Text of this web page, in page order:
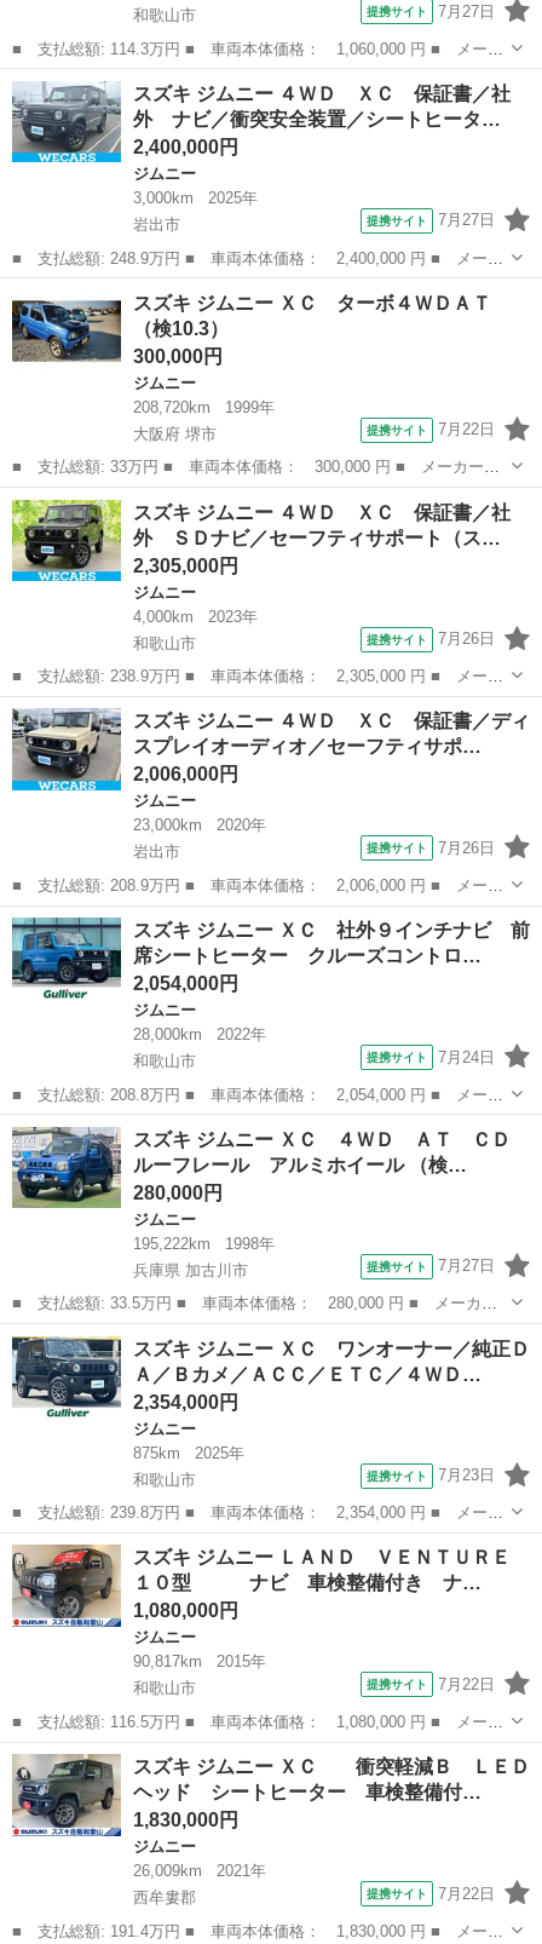
和歌山市
提携サイト 7月27日
■ 支払総額: 114.3万円 ■ 車両本体価格： 1,060,000 円 ■ メーカ
ー名： スズキ ■ 車種名： ジムニー ■ グレード名： ランドベ
ンチャー 車検整備受渡し アウトレット車 キーレスエントリー
オーディ...
和歌山 和歌山市 ジムニー
スズキ ジムニー ４ＷＤ ＸＣ 保証書／社
外 ナビ／衝突安全装置／シートヒータ…
2,400,000円
ジムニー
3,000km
2025年
岩出市
提携サイト 7月27日
■ 支払総額: 248.9万円 ■ 車両本体価格： 2,400,000 円 ■ メーカ
ー名： スズキ ■ 車種名： ジムニー ■ グレード名： ４ＷＤ
ＸＣ 保証書／社外 ナビ／衝突安全装置／シートヒーター／車線逸
脱防止支...
ジムニー
スズキ ジムニー ＸＣ ターボ４ＷＤＡＴ
（検10.3）
300,000円
ジムニー
208,720km
1999年
大阪府 堺市
提携サイト 7月22日
■ 支払総額: 33万円 ■ 車両本体価格： 300,000 円 ■ メーカー
名： スズキ ■ 車種名： ジムニー ■ グレード名： ＸＣ ター
ボ４ＷＤＡＴ ■ 排気量： 660cc ■ ドア枚数： 3D ■ ミッショ
ン：...
大阪 堺市 ジムニー
スズキ ジムニー ４ＷＤ ＸＣ 保証書／社
外 ＳＤナビ／セーフティサポート（ス…
2,305,000円
ジムニー
4,000km
2023年
和歌山市
提携サイト 7月26日
■ 支払総額: 238.9万円 ■ 車両本体価格： 2,305,000 円 ■ メーカ
ー名： スズキ ■ 車種名： ジムニー ■ グレード名： ４ＷＤ
ＸＣ 保証書／社外 ＳＤナビ／セーフティサポート（スズキ）／シ
ートヒー...
和歌山 和歌山市 ジムニー
スズキ ジムニー ４ＷＤ ＸＣ 保証書／ディ
スプレイオーディオ／セーフティサポ…
2,006,000円
ジムニー
23,000km
2020年
岩出市
提携サイト 7月26日
■ 支払総額: 208.9万円 ■ 車両本体価格： 2,006,000 円 ■ メーカ
ー名： スズキ ■ 車種名： ジムニー ■ グレード名： ４ＷＤ
ＸＣ 保証書／ディスプレイオーディオ／セーフティサポート（スズ
キ）／シ...
和歌山 岩出市 ジムニー
スズキ ジムニー ＸＣ 社外９インチナビ 前
席シートヒーター クルーズコントロ…
2,054,000円
ジムニー
28,000km
2022年
和歌山市
提携サイト 7月24日
■ 支払総額: 208.8万円 ■ 車両本体価格： 2,054,000 円 ■ メーカ
ー名： スズキ ■ 車種名： ジムニー ■ グレード名： ＸＣ 社
外９インチナビ 前席シートヒーター クルーズコントロール 前後
ドライブ...
和歌山 和歌山市 ジムニー
スズキ ジムニー ＸＣ ４ＷＤ ＡＴ ＣＤ
ルーフレール アルミホイール （検…
280,000円
ジムニー
195,222km
1998年
兵庫県 加古川市
提携サイト 7月27日
■ 支払総額: 33.5万円 ■ 車両本体価格： 280,000 円 ■ メーカー
名： スズキ ■ 車種名： ジムニー ■ グレード名： ＸＣ ４Ｗ
Ｄ ＡＴ ＣＤ ルーフレール アルミホイール ■ 排気量： 660cc
■...
兵庫 加古川市 ジムニー
スズキ ジムニー ＸＣ ワンオーナー／純正Ｄ
Ａ／Ｂカメ／ＡＣＣ／ＥＴＣ／４ＷＤ…
2,354,000円
ジムニー
875km
2025年
和歌山市
提携サイト 7月23日
■ 支払総額: 239.8万円 ■ 車両本体価格： 2,354,000 円 ■ メーカ
ー名： スズキ ■ 車種名： ジムニー ■ グレード名： ＸＣ ワ
ンオーナー／純正ＤＡ／Ｂカメ／ＡＣＣ／ＥＴＣ／４ＷＤ ■ 排気
量： 6...
和歌山 和歌山市 ジムニー
スズキ ジムニー ＬＡＮＤ ＶＥＮＴＵＲＥ
１０型 ナビ 車検整備付き ナ…
1,080,000円
ジムニー
90,817km
2015年
和歌山市
提携サイト 7月22日
■ 支払総額: 116.5万円 ■ 車両本体価格： 1,080,000 円 ■ メーカ
ー名： スズキ ■ 車種名： ジムニー ■ グレード名： ＬＡＮ
Ｄ ＶＥＮＴＵＲＥ １０型 ナビ 車検整備付き ナビゲーシ
ョン キー...
和歌山 和歌山市 ジムニー
スズキ ジムニー ＸＣ 衝突軽減Ｂ ＬＥＤ
ヘッド シートヒーター 車検整備付…
1,830,000円
ジムニー
26,009km
2021年
西牟婁郡
提携サイト 7月22日
■ 支払総額: 191.4万円 ■ 車両本体価格： 1,830,000 円 ■ メーカ